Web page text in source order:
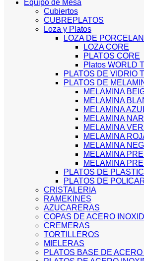
Equipo de Mesa
Cubiertos
CUBREPLATOS
Loza y Platos
LOZA DE
LOZA CORE
PLATOS CORE
Platos WORLD
PLATOS DE VIDRIO
PLATOS DE
MELAMINA
MELAMINA
MELAMINA
MELAMINA
MELAMINA
MELAMINA
MELAMINA
MELAMINA
MELAMINA
PLATOS DE
PLATOS DE
CRISTALERIA
RAMEKINES
AZUCARERAS
COPAS DE ACERO
CREMERAS
TORTILLEROS
MIELERAS
PLATOS BASE DE